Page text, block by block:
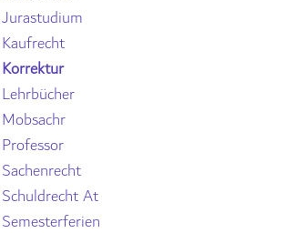
Jurastudium
Kaufrecht
Korrektur
Lehrbücher
Mobsachr
Professor
Sachenrecht
Schuldrecht At
Semesterferien